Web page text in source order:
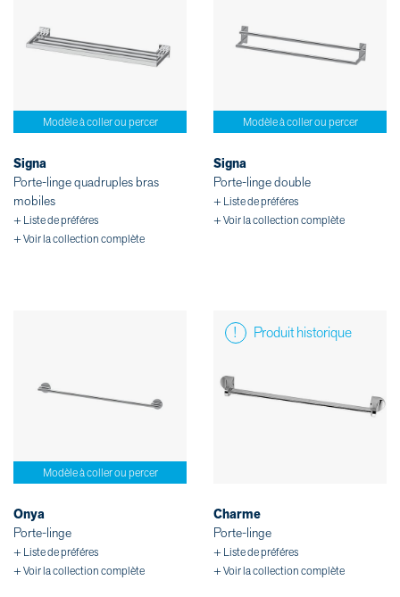
Modèle à coller ou percer
Signa
Porte-linge quadruples bras
mobiles
+ Liste de préféres
+ Voir la collection complète
Modèle à coller ou percer
Signa
Porte-linge double
+ Liste de préféres
+ Voir la collection complète
Modèle à coller ou percer
Onya
Porte-linge
+ Liste de préféres
+ Voir la collection complète
Produit historique
Charme
Porte-linge
+ Liste de préféres
+ Voir la collection complète